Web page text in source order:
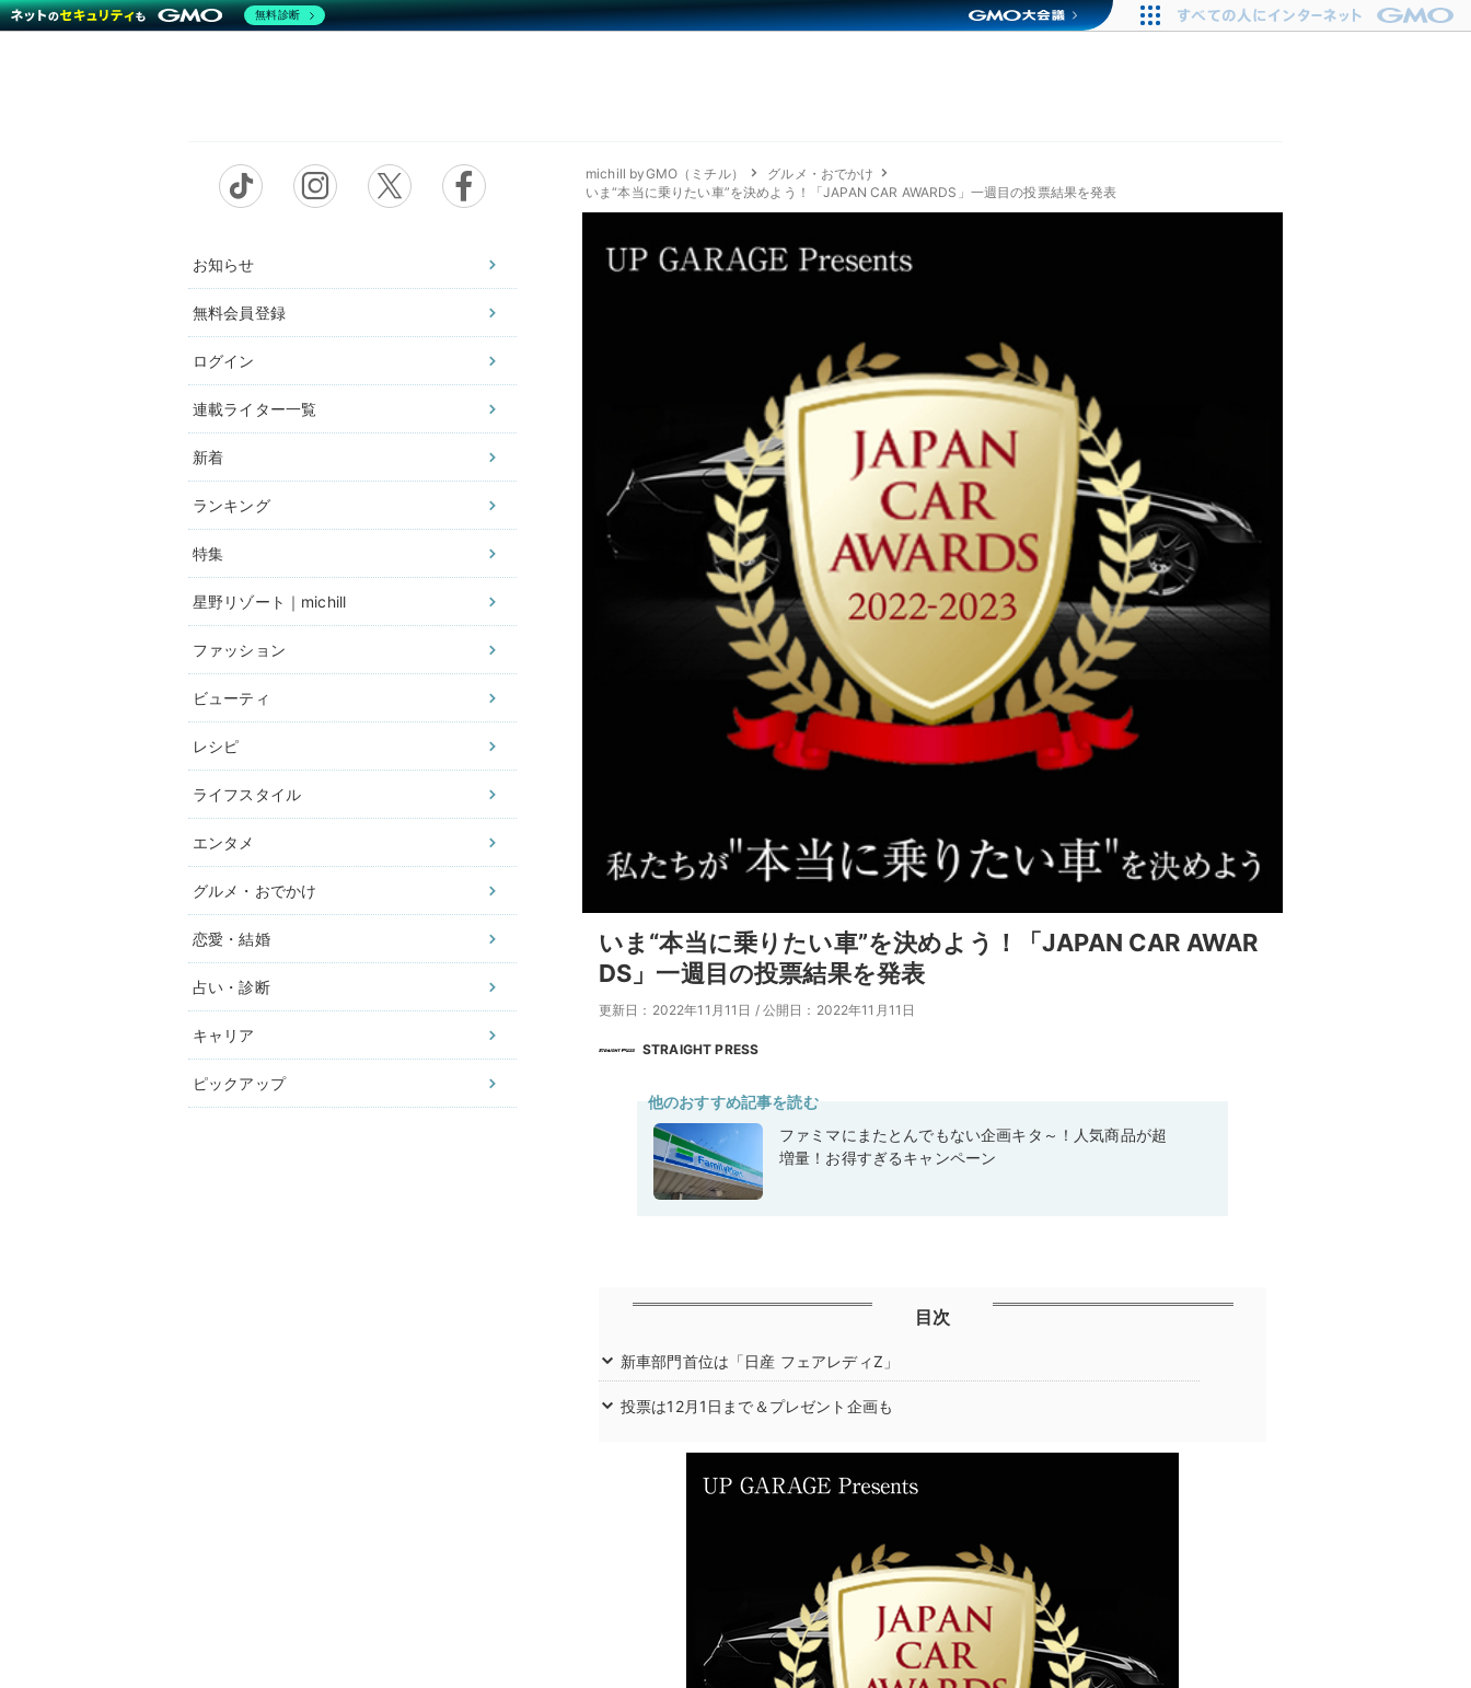
お知らせ
無料会員登録
ログイン
連載ライター一覧
新着
ランキング
特集
星野リゾート｜michill
ファッション
ビューティ
レシピ
ライフスタイル
エンタメ
グルメ・おでかけ
恋愛・結婚
占い・診断
キャリア
ピックアップ
michill byGMO（ミチル）
グルメ・おでかけ
いま“本当に乗りたい車”を決めよう！「JAPAN CAR AWARDS」一週目の投票結果を発表
いま“本当に乗りたい車”を決めよう！「JAPAN CAR AWAR
DS」一週目の投票結果を発表
更新日：2022年11月11日 / 公開日：2022年11月11日
STRAIGHT PRESS
他のおすすめ記事を読む
ファミマにまたとんでもない企画キタ～！人気商品が超
増量！お得すぎるキャンペーン
目次
新車部門首位は「日産 フェアレディZ」
投票は12月1日まで＆プレゼント企画も
無料診断